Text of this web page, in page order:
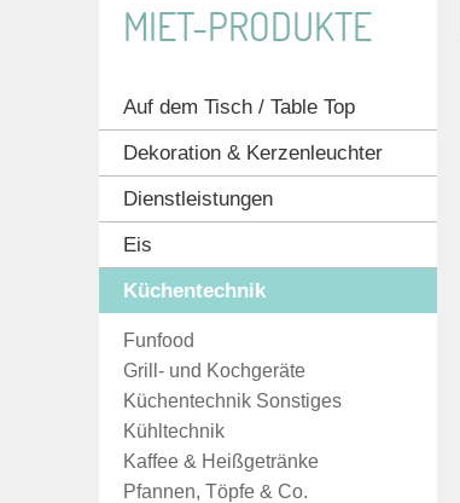
MIET-PRODUKTE
Auf dem Tisch / Table Top
Dekoration & Kerzenleuchter
Dienstleistungen
Eis
Küchentechnik
Funfood
Grill- und Kochgeräte
Küchentechnik Sonstiges
Kühltechnik
Kaffee & Heißgetränke
Pfannen, Töpfe & Co.